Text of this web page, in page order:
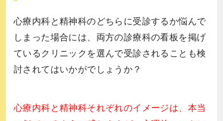
心療内科と精神科のどちらに受診するか悩んで
しまった場合には、両方の診療科の看板を掲げ
ているクリニックを選んで受診されることも検
討されてはいかがでしょうか？
心療内科と精神科それぞれのイメージは、本当